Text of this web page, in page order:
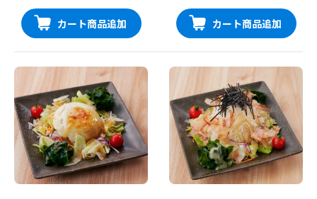
カート商品追加 カート商品追加